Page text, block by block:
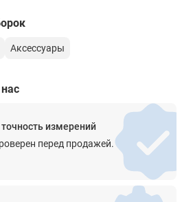
Аксессуары
измерений
перед продажей.